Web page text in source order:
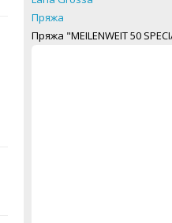
Пряжа
Пряжа "MEILENWEIT 50